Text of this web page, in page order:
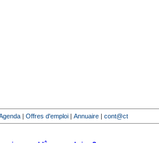
| Offres d'emploi | Annuaire | cont@ct